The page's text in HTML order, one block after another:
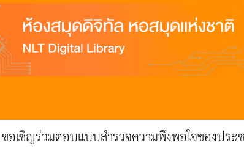
อเชิญร่วมตอบแบบสำรวจความพึงพอใจของปร